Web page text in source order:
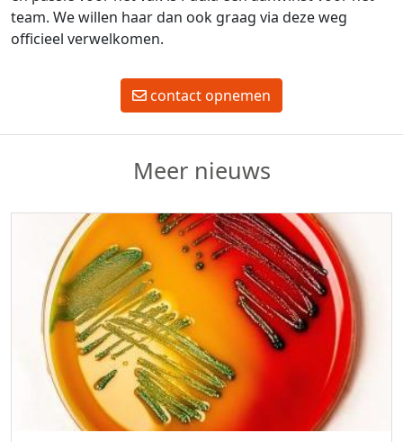
team. We willen haar dan ook graag via deze weg
officieel verwelkomen.
contact opnemen
Meer nieuws